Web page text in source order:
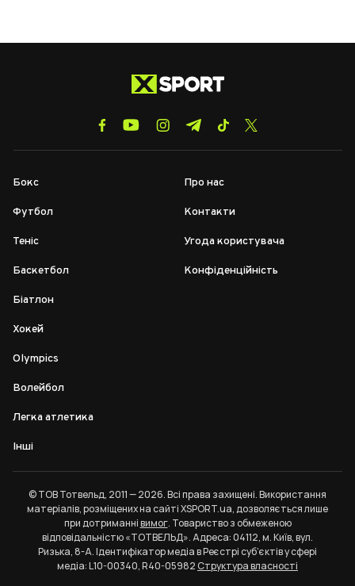
Бокс
Футбол
Теніс
Баскетбол
Біатлон
Хокей
Olympics
Волейбол
Легка атлетика
Інші
Про нас
Контакти
Угода користувача
Конфіденційність
© ТОВ Тотвельд, 2011 — 2026. Всі права захищені. Використання
матеріалів, розміщених на сайті XSPORT.ua, дозволяється лише
при дотриманнівимог. Товариство з обмеженою
відповідальністю «ТОТВЕЛЬД». Адреса: 04112, м. Київ, вул.
Ризька, 8-А. Ідентифікатор медіа в Реєстрі суб’єктів у сфері
медіа: L10-00340, R40-05982Структура власності